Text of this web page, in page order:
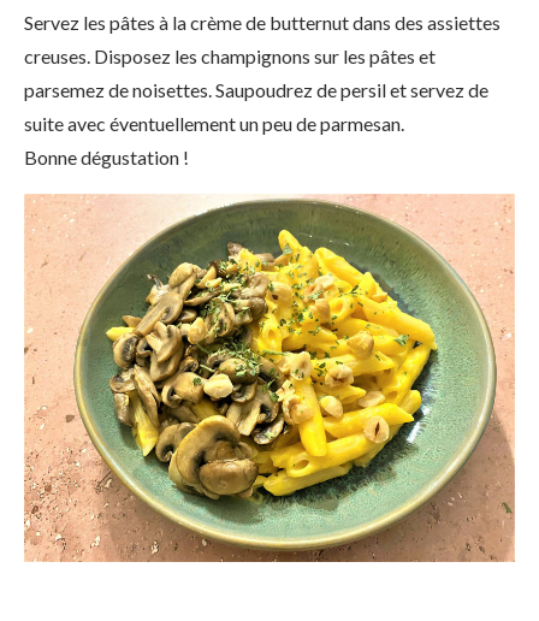
Servez les pâtes à la crème de butternut dans des assiettes
creuses. Disposez les champignons sur les pâtes et
parsemez de noisettes. Saupoudrez de persil et servez de
suite avec éventuellement un peu de parmesan.
Bonne dégustation !